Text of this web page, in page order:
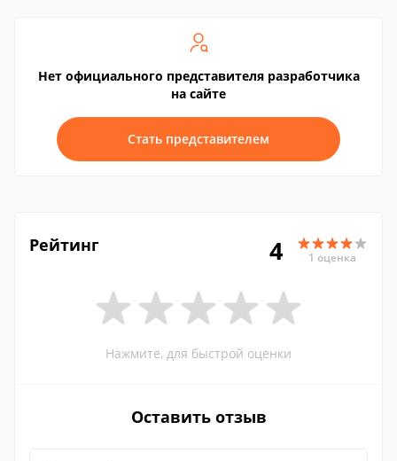
Нет официального представителя разработчика
на сайте
Стать представителем
Рейтинг 4 1 оценка
Нажмите, для быстрой оценки
Оставить отзыв